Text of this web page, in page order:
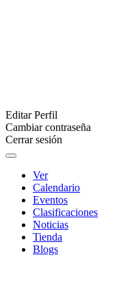
Editar Perfil
Cambiar contraseña
Cerrar sesión
Ver
Calendario
Eventos
Clasificaciones
Noticias
Tienda
Blogs